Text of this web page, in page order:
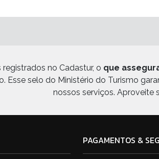
registrados no Cadastur, o que
Esse selo do Ministério do Turismo
nossos serviços. Aproveite
PAGAMENTOS &